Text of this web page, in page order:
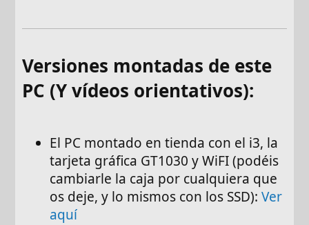
Versiones montadas de este
PC (Y vídeos orientativos):
El PC montado en tienda con el i3, la
tarjeta gráfica GT1030 y WiFI (podéis
cambiarle la caja por cualquiera que
os deje, y lo mismos con los SSD):Ver
aquí